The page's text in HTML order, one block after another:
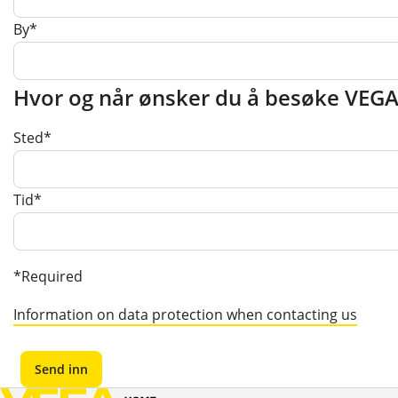
By*
Hvor og når ønsker du å besøke
Sted*
Tid*
*Required
Information on data protection when contacting us